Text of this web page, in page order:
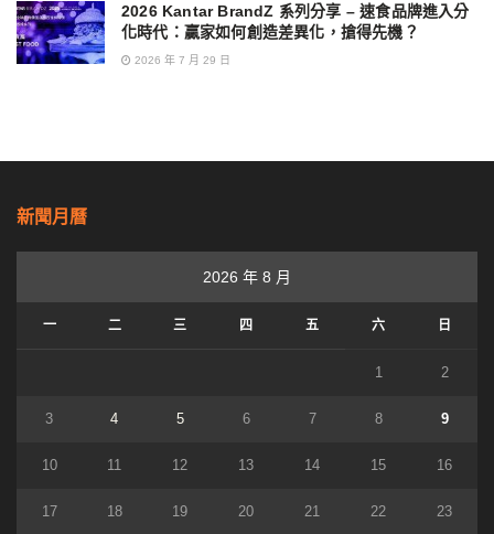
2026 Kantar BrandZ 系列分享 – 速食品牌進入分
化時代：贏家如何創造差異化，搶得先機？
2026 年 7 月 29 日
新聞月曆
2026 年 8 月
一 二 三 四 五 六 日
1 2
3 4 5 6 7 8 9
10 11 12 13 14 15 16
17 18 19 20 21 22 23